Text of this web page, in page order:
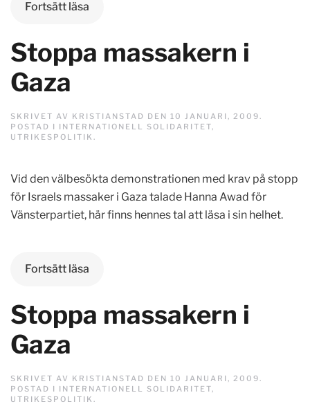
Fortsätt läsa
Stoppa massakern i
Gaza
SKRIVET AV KRISTIANSTAD DEN 10 JANUARI, 2009.
POSTAD I INTERNATIONELL SOLIDARITET,
UTRIKESPOLITIK .
Vid den välbesökta demonstrationen med krav på stopp
för Israels massaker i Gaza talade Hanna Awad för
Vänsterpartiet, här finns hennes tal att läsa i sin helhet.
Fortsätt läsa
Stoppa massakern i
Gaza
SKRIVET AV KRISTIANSTAD DEN 10 JANUARI, 2009.
POSTAD I INTERNATIONELL SOLIDARITET,
UTRIKESPOLITIK .